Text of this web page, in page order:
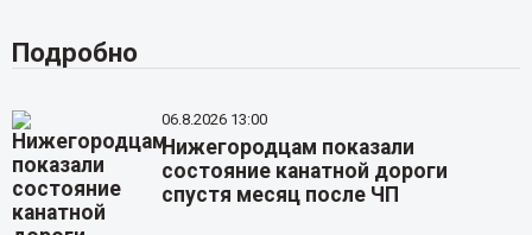
Подробно
06.8.2026 13:00
Нижегородцам показали
состояние канатной дороги
спустя месяц после ЧП